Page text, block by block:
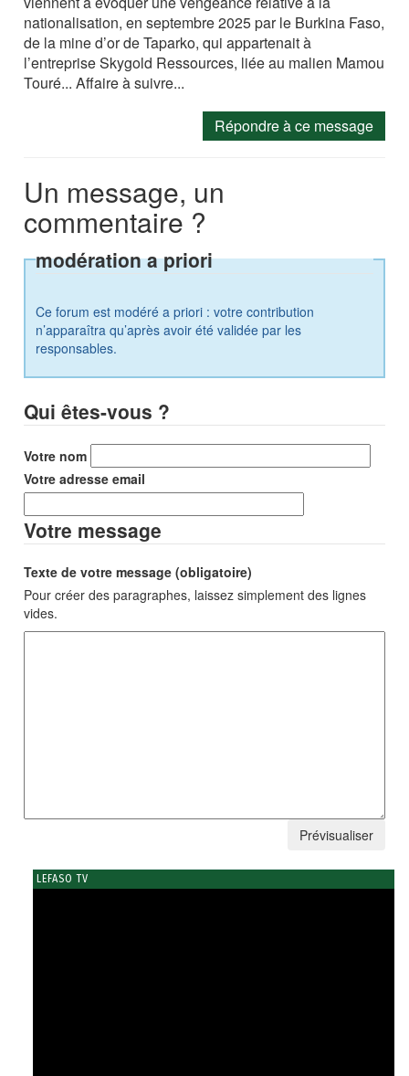
nationalisation, en septembre 2025 par le Burkina Faso,
de la mine d’or de Taparko, qui appartenait à
l’entreprise Skygold Ressources, liée au malien Mamou
Touré... Affaire à suivre...
Répondre à ce message
Un message, un
commentaire ?
modération a priori
Ce forum est modéré a priori : votre contribution
n’apparaîtra qu’après avoir été validée par les
responsables.
Qui êtes-vous ?
Votre nom
Votre adresse email
Votre message
Texte de votre message (obligatoire)
Pour créer des paragraphes, laissez simplement des lignes
vides.
LEFASO TV